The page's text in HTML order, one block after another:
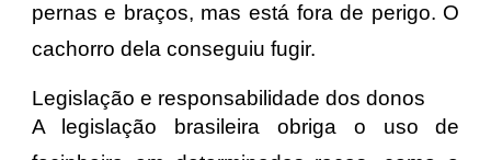
pernas e braços, mas está fora de perigo. O
cachorro dela conseguiu fugir.
Legislação e responsabilidade dos donos
A legislação brasileira obriga o uso de